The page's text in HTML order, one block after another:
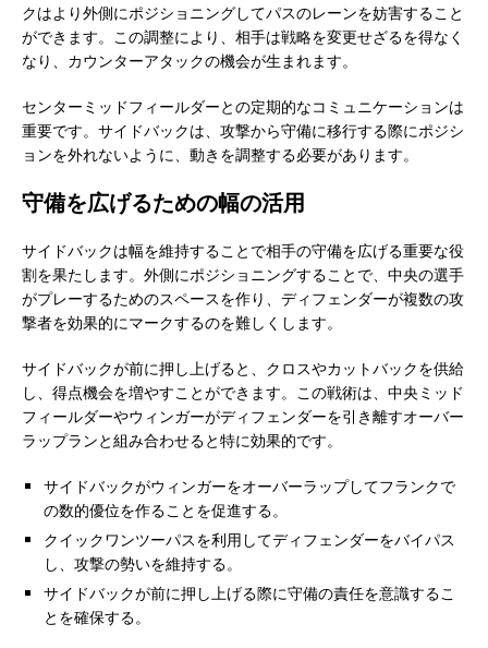
クはより外側にポジショニングしてパスのレーンを妨害すること
ができます。この調整により、相手は戦略を変更せざるを得なく
なり、カウンターアタックの機会が生まれます。
センターミッドフィールダーとの定期的なコミュニケーションは
重要です。サイドバックは、攻撃から守備に移行する際にポジシ
ョンを外れないように、動きを調整する必要があります。
守備を広げるための幅の活用
サイドバックは幅を維持することで相手の守備を広げる重要な役
割を果たします。外側にポジショニングすることで、中央の選手
がプレーするためのスペースを作り、ディフェンダーが複数の攻
撃者を効果的にマークするのを難しくします。
サイドバックが前に押し上げると、クロスやカットバックを供給
し、得点機会を増やすことができます。この戦術は、中央ミッド
フィールダーやウィンガーがディフェンダーを引き離すオーバー
ラップランと組み合わせると特に効果的です。
サイドバックがウィンガーをオーバーラップしてフランクで
の数的優位を作ることを促進する。
クイックワンツーパスを利用してディフェンダーをバイパス
し、攻撃の勢いを維持する。
サイドバックが前に押し上げる際に守備の責任を意識するこ
とを確保する。